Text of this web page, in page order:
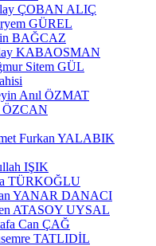
ÇOBAN ALIÇ
GÜREL
BAĞCAZ
KABAOSMAN
Sitem GÜL
Anıl ÖZMAT
ÖZCAN
Furkan YALABIK
IŞIK
TÜRKOĞLU
YANAR DANACI
ATASOY UYSAL
Can ÇAĞ
TATLIDİL